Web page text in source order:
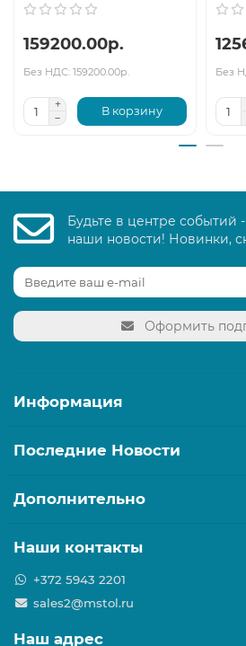
159200.00р.
Без НДС: 159200.00р.
В корзину
Без
Будьте в центре событий
наши новости! Новинки,
Оформить
Информация
Последние Новости
Дополнительно
Наши контакты
+372 5943 2201
sales2@mstol.ru
Наш адрес